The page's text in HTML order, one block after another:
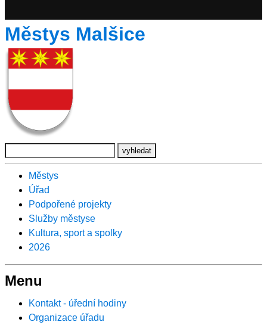
Městys Malšice
Městys
Úřad
Podpořené projekty
Služby městyse
Kultura, sport a spolky
2026
Menu
Kontakt - úřední hodiny
Organizace úřadu